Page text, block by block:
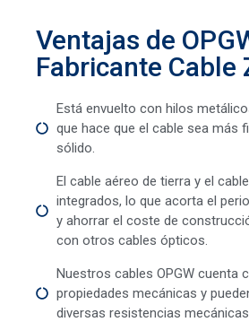
Ventajas de
Fabricante Cable
Está envuelto con hilos
que hace que el cable sea más
sólido.
El cable aéreo de tierra y el
integrados, lo que acorta el
y ahorrar el coste de
con otros cables ópticos.
Nuestros cables OPGW cuenta
propiedades mecánicas y
diversas resistencias mecánicas.